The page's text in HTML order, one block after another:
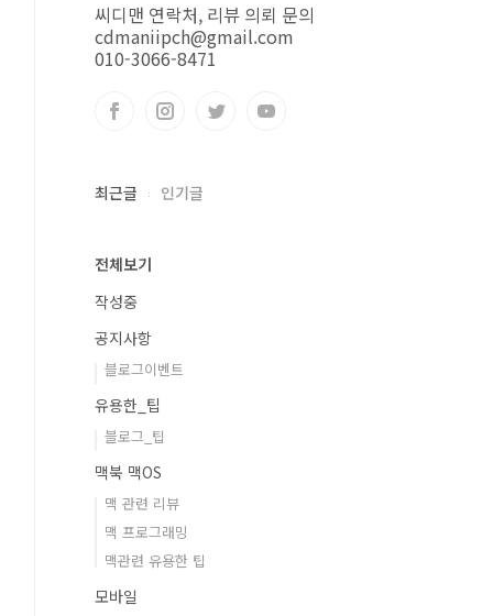
씨디맨 연락처, 리뷰 의뢰 문의
cdmaniipch@gmail.com
010-3066-8471
최근글 인기글
전체보기
작성중
공지사항
블로그이벤트
유용한_팁
블로그_팁
맥북 맥OS
맥 관련 리뷰
맥 프로그래밍
맥관련 유용한 팁
모바일